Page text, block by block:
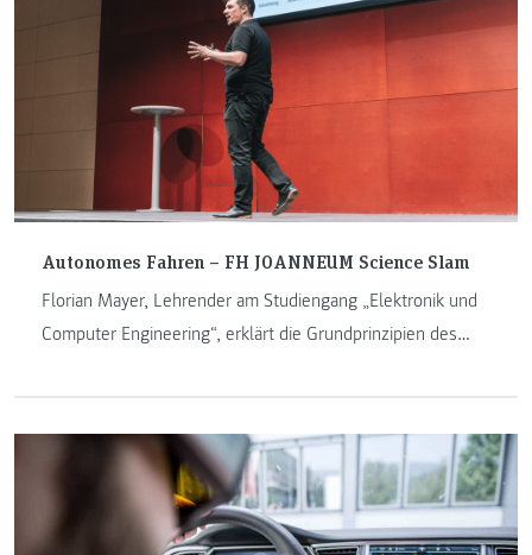
Autonomes Fahren – FH JOANNEUM Science Slam
Florian Mayer, Lehrender am Studiengang „Elektronik und
Computer Engineering“, erklärt die Grundprinzipien des